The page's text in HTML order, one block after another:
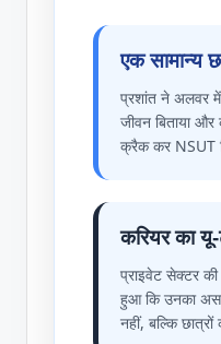
एक सामान्य
प्रशांत ने अलवर
जीवन बिताया और
क्रैक कर NSUT
करियर का यू-
प्राइवेट सेक्टर
हुआ कि उनका
नहीं, बल्कि छात्रों